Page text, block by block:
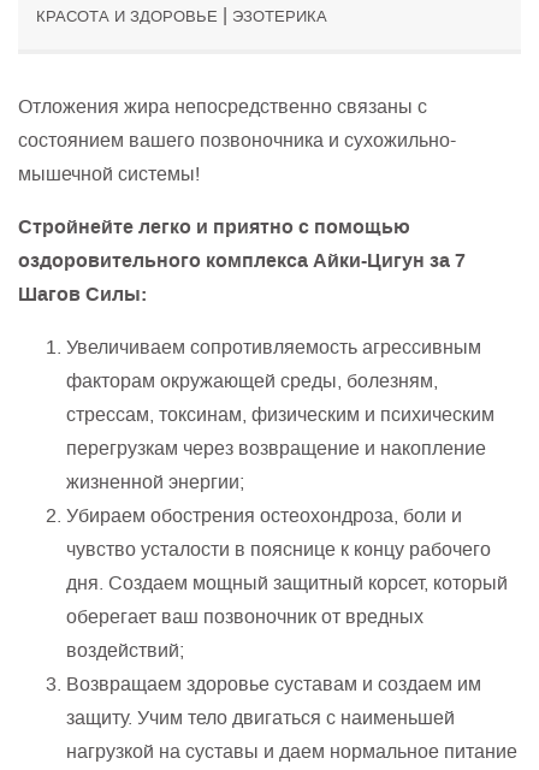
КРАСОТА И ЗДОРОВЬЕ | ЭЗОТЕРИКА
Отложения жира непосредственно связаны с
состоянием вашего позвоночника и сухожильно-
мышечной системы!
Стройнейте легко и приятно с помощью
оздоровительного комплекса Айки-Цигун за 7
Шагов Силы:
Увеличиваем сопротивляемость агрессивным
факторам окружающей среды, болезням,
стрессам, токсинам, физическим и психическим
перегрузкам через возвращение и накопление
жизненной энергии;
Убираем обострения остеохондроза, боли и
чувство усталости в пояснице к концу рабочего
дня. Создаем мощный защитный корсет, который
оберегает ваш позвоночник от вредных
воздействий;
Возвращаем здоровье суставам и создаем им
защиту. Учим тело двигаться с наименьшей
нагрузкой на суставы и даем нормальное питание